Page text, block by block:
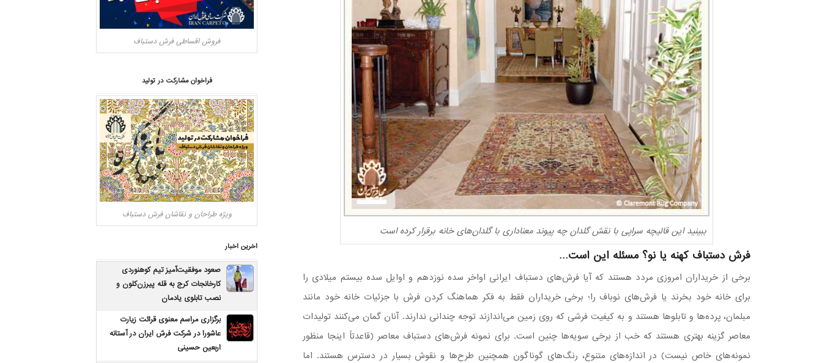
ببینید این قالیچه سراپی با نقش گلدان چه پیوند معناداری با گلدان‌های خانه برقرار کرده است
فرش دستباف کهنه یا نو؟ مسئله این است…
برخی از خریداران امروزی مردد هستند که آیا فرش‌های دستباف ایرانی اواخر سده نوزدهم و اوایل سده بیستم میلادی را
برای خانه خود بخرند یا فرش‌های نوباف را؛ برخی خریداران فقط به فکر هماهنگ کردن فرش با جزئیات خانه خود مانند
مبلمان، پرده‌ها و تابلوها هستند و به کیفیت فرشی که روی زمین می‌اندازند توجه چندانی ندارند. آنان گمان می‌کنند تولیدات
معاصر گزینه بهتری هستند که خب از برخی سویه‌ها چنین است. برای نمونه فرش‌های دستباف معاصر (قاعدتاً اینجا منظور
نمونه‌های خاص نیست) در اندازه‌های متنوع، رنگ‌های گوناگون همچنین طرح‌ها و نقوش بسیار در دسترس هستند. اما
فروش اقساطی فرش دستباف
فراخوان مشارکت در تولید
ویژه طراحان و نقاشان فرش دستباف
اخرین اخبار
صعود موفقیت‌آمیز تیم کوهنوردی
کارخانجات کرج به قله پیرزن‌کلون و
نصب تابلوی یادمان
برگزاری مراسم معنوی قرائت زیارت
عاشورا در شرکت فرش ایران در آستانه
اربعین حسینی